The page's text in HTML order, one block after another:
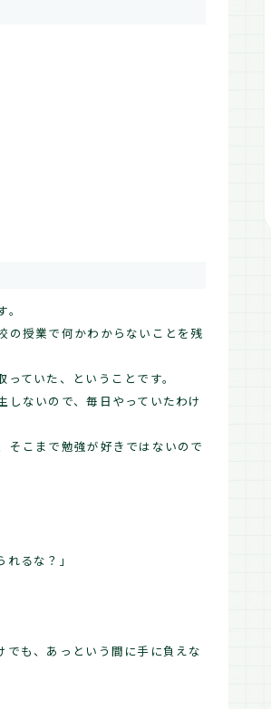
の授業で何かわからないことを残
ていた、ということです。
ないので、毎日やっていたわけ
そこまで勉強が好きではないので
るな？」
でも、あっという間に手に負えな